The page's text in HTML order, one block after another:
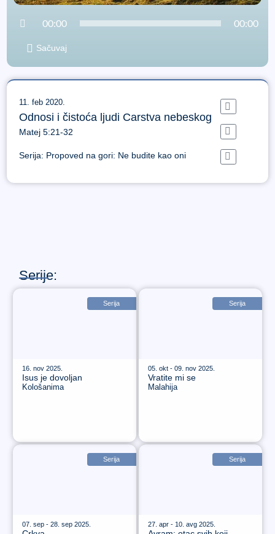
Audio
00:00 00:00
Sačuvaj
11. feb 2020.
Odnosi i čistoća ljudi Carstva nebeskog
Matej 5:21-32
Serija: Propoved na gori: Ne budite kao oni
Serije:
Serija
16. nov 2025.
Isus je dovoljan
Kološanima
Serija
05. okt - 09. nov 2025.
Vratite mi se
Malahija
Serija
07. sep - 28. sep 2025.
Serija
27. apr - 10. avg 2025.